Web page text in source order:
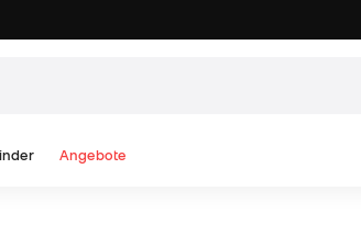
Angebote